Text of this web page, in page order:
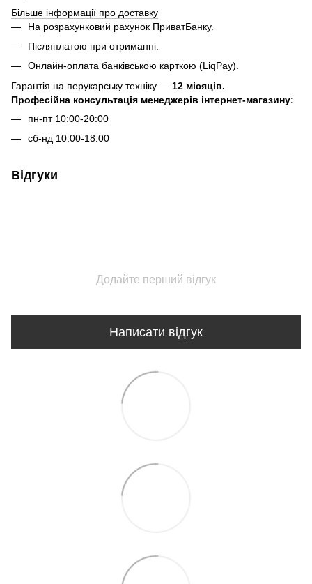
Більше інформації про доставку
На розрахунковий рахунок ПриватБанку.
Післяплатою при отриманні.
Онлайн-оплата банківською карткою (LiqPay).
Гарантія на перукарську техніку — 12 місяців.
Професійна консультація менеджерів інтернет-магазину:
пн-пт 10:00-20:00
сб-нд 10:00-18:00
Відгуки
Додайте перший відгук
Написати відгук